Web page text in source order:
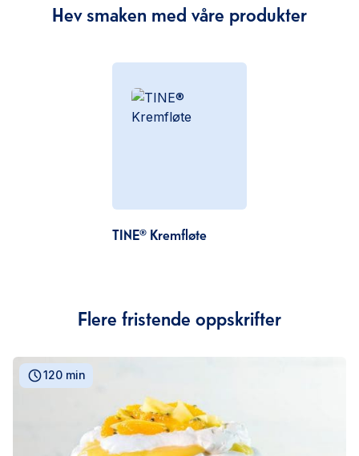
Hev smaken med våre produkter
TINE® Kremfløte
Flere fristende oppskrifter
120 min